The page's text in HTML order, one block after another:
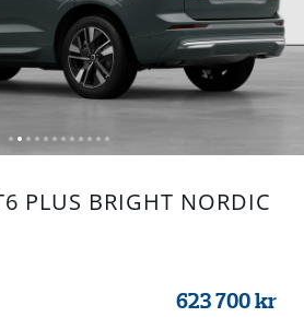
PLUS BRIGHT NORDIC
623 700kr